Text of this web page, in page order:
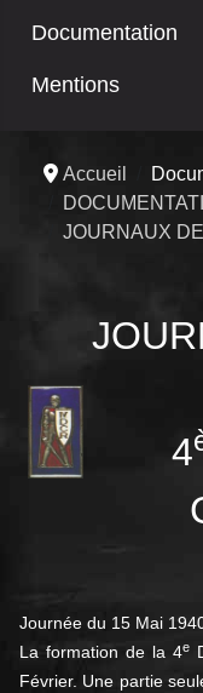
Documentation
Mentions
Accueil
JOURNAUX
4
Journée du 15 Mai
La formation de la 4e
Février. Une partie